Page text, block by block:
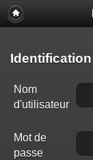
Identification
Nom
d'utilisateur
Mot de
passe